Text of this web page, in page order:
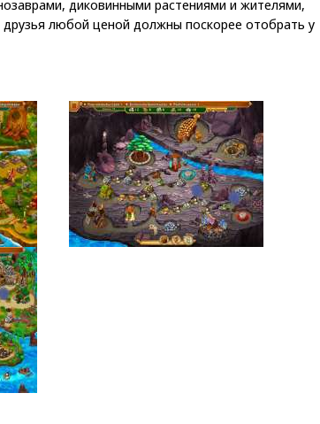
диковинными растениями и жителями,
любой ценой должны поскорее отобрать у